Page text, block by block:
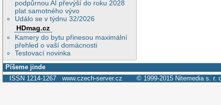
podpůrnou AI převýší do roku 2028
plat samotného vývo
Událo se v týdnu 32/2026
HDmag.cz
Kamery do bytu přinesou maximální
přehled o vaší domácnosti
Testovací novinka
Píšeme jinde
ISSN 1214-1267 www.czech-server.cz © 1999-2015 Nitemedia s. r.